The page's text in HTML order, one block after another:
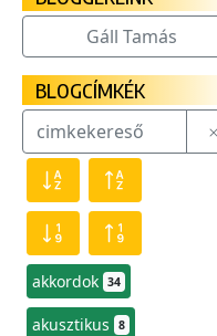
Gáll Tamás
BLOGCÍMKÉK
akkordok 34
akusztikus 8